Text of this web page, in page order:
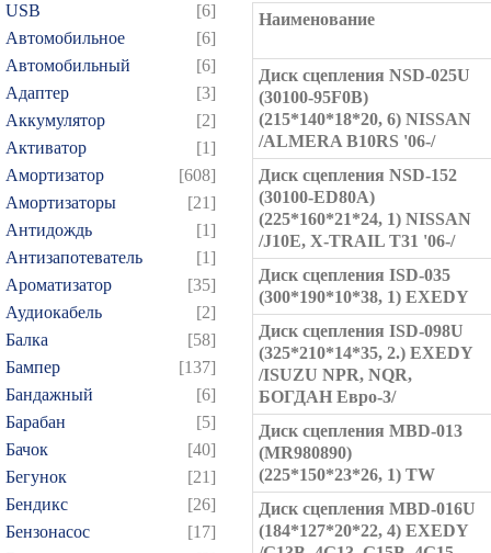
USB
[6]
Автомобильное
[6]
Автомобильный
[6]
Адаптер
[3]
Аккумулятор
[2]
Активатор
[1]
Амортизатор
[608]
Амортизаторы
[21]
Антидождь
[1]
Антизапотеватель
[1]
Ароматизатор
[35]
Аудиокабель
[2]
Балка
[58]
Бампер
[137]
Бандажный
[6]
Барабан
[5]
Бачок
[40]
Бегунок
[21]
Бендикс
[26]
Бензонасос
[17]
Наименование
Диск сцепления NSD-025U
(30100-95F0B)
(215*140*18*20, 6) NISSAN
/ALMERA B10RS '06-/
Диск сцепления NSD-152
(30100-ED80A)
(225*160*21*24, 1) NISSAN
/J10E, X-TRAIL T31 '06-/
Диск сцепления ISD-035
(300*190*10*38, 1) EXEDY
Диск сцепления ISD-098U
(325*210*14*35, 2.) EXEDY
/ISUZU NPR, NQR,
БОГДАН Евро-3/
Диск сцепления MBD-013
(MR980890)
(225*150*23*26, 1) TW
Диск сцепления MBD-016U
(184*127*20*22, 4) EXEDY